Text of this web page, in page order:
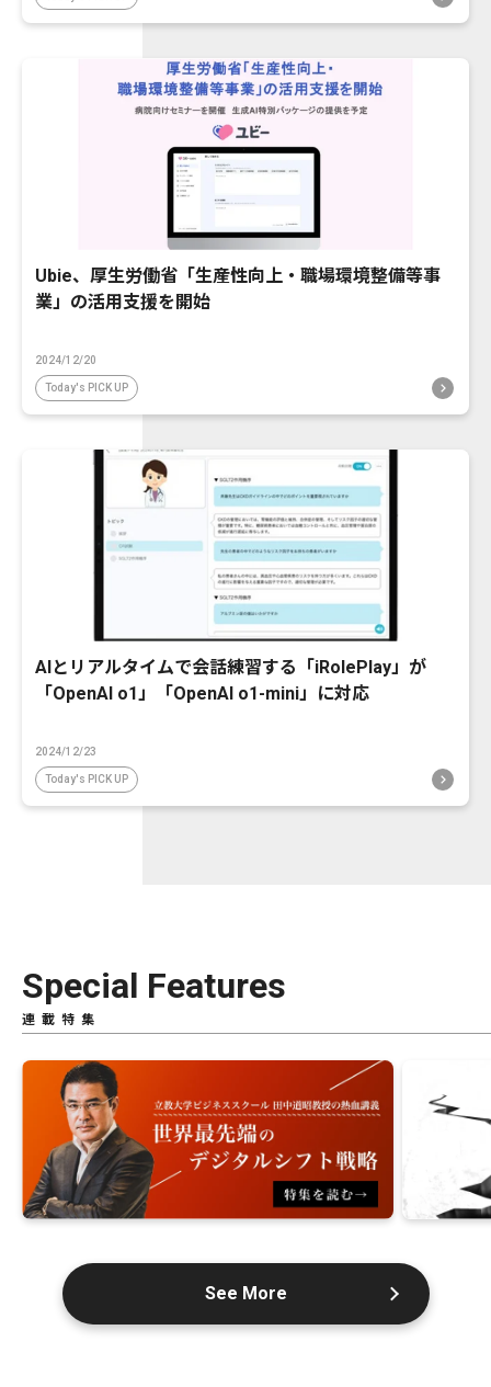
Ubie、厚生労働省「生産性向上・職場環境整備等事
業」の活用支援を開始
2024/12/20
Today's PICK UP
AIとリアルタイムで会話練習する「iRolePlay」が
「OpenAI o1」「OpenAI o1-mini」に対応
2024/12/23
Today's PICK UP
Special Features
連載特集
See More